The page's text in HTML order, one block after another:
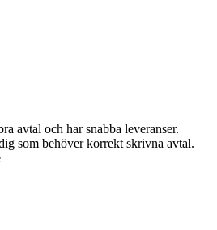
avtal och har snabba leveranser.
som behöver korrekt skrivna avtal.